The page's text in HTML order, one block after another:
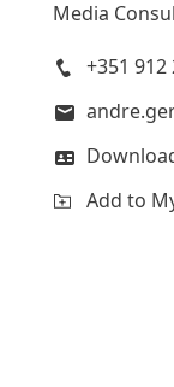
Media
+351 912
Add to